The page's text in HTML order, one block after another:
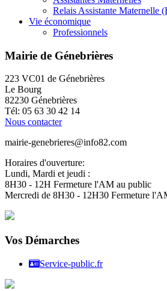
Relais Assistante Maternelle
Vie économique
Professionnels
Mairie de Génebrières
223 VC01 de Génebrières
Le Bourg
82230 Génebrières
Tél: 05 63 30 42 14
Nous contacter
mairie-genebrieres@info82.com
Horaires d'ouverture:
Lundi, Mardi et jeudi :
8H30 - 12H Fermeture l'AM au public
Mercredi de 8H30 - 12H30 Fermeture
Vos Démarches
Service-public.fr